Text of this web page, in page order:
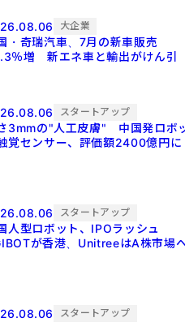
大企業
・奇瑞汽車、7月の新車販売
％増 新エネ車と輸出がけん引
スタートアップ
3mmの"人工皮膚" 中国発ロボ
覚センサー、評価額2400億円に
スタートアップ
人型ロボット、IPOラッシュ
が香港、UnitreeはA株市場
スタートアップ